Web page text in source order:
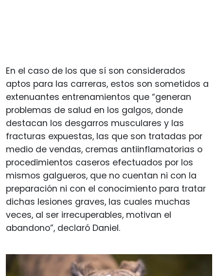
En el caso de los que sí son considerados
aptos para las carreras, estos son sometidos a
extenuantes entrenamientos que “generan
problemas de salud en los galgos, donde
destacan los desgarros musculares y las
fracturas expuestas, las que son tratadas por
medio de vendas, cremas antiinflamatorias o
procedimientos caseros efectuados por los
mismos galgueros, que no cuentan ni con la
preparación ni con el conocimiento para tratar
dichas lesiones graves, las cuales muchas
veces, al ser irrecuperables, motivan el
abandono”, declaró Daniel.